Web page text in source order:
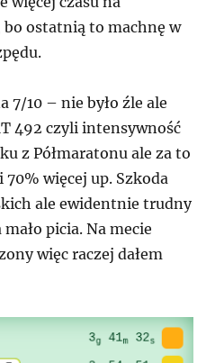
ostatnią to machnę w
7/10 – nie było źle ale
492 czyli intensywność
z Półmaratonu ale za to
70% więcej up. Szkoda
ale ewidentnie trudny
picia. Na mecie
więc raczej dałem